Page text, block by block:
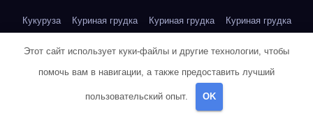
Кукуруза Куриная грудка Куриная грудка Куриная грудка
Куриная грудка Куриная грудка Куриная грудка
Куриная грудка Куриная грудка
Куриная грудка
Этот сайт использует куки-файлы и другие технологии, чтобы
помочь вам в навигации, а также предоставить лучший
пользовательский опыт. OK